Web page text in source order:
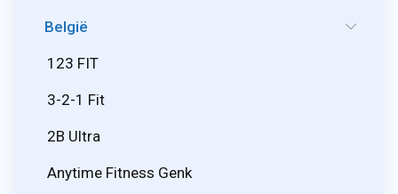
België
123 FIT
3-2-1 Fit
2B Ultra
Anytime Fitness Genk